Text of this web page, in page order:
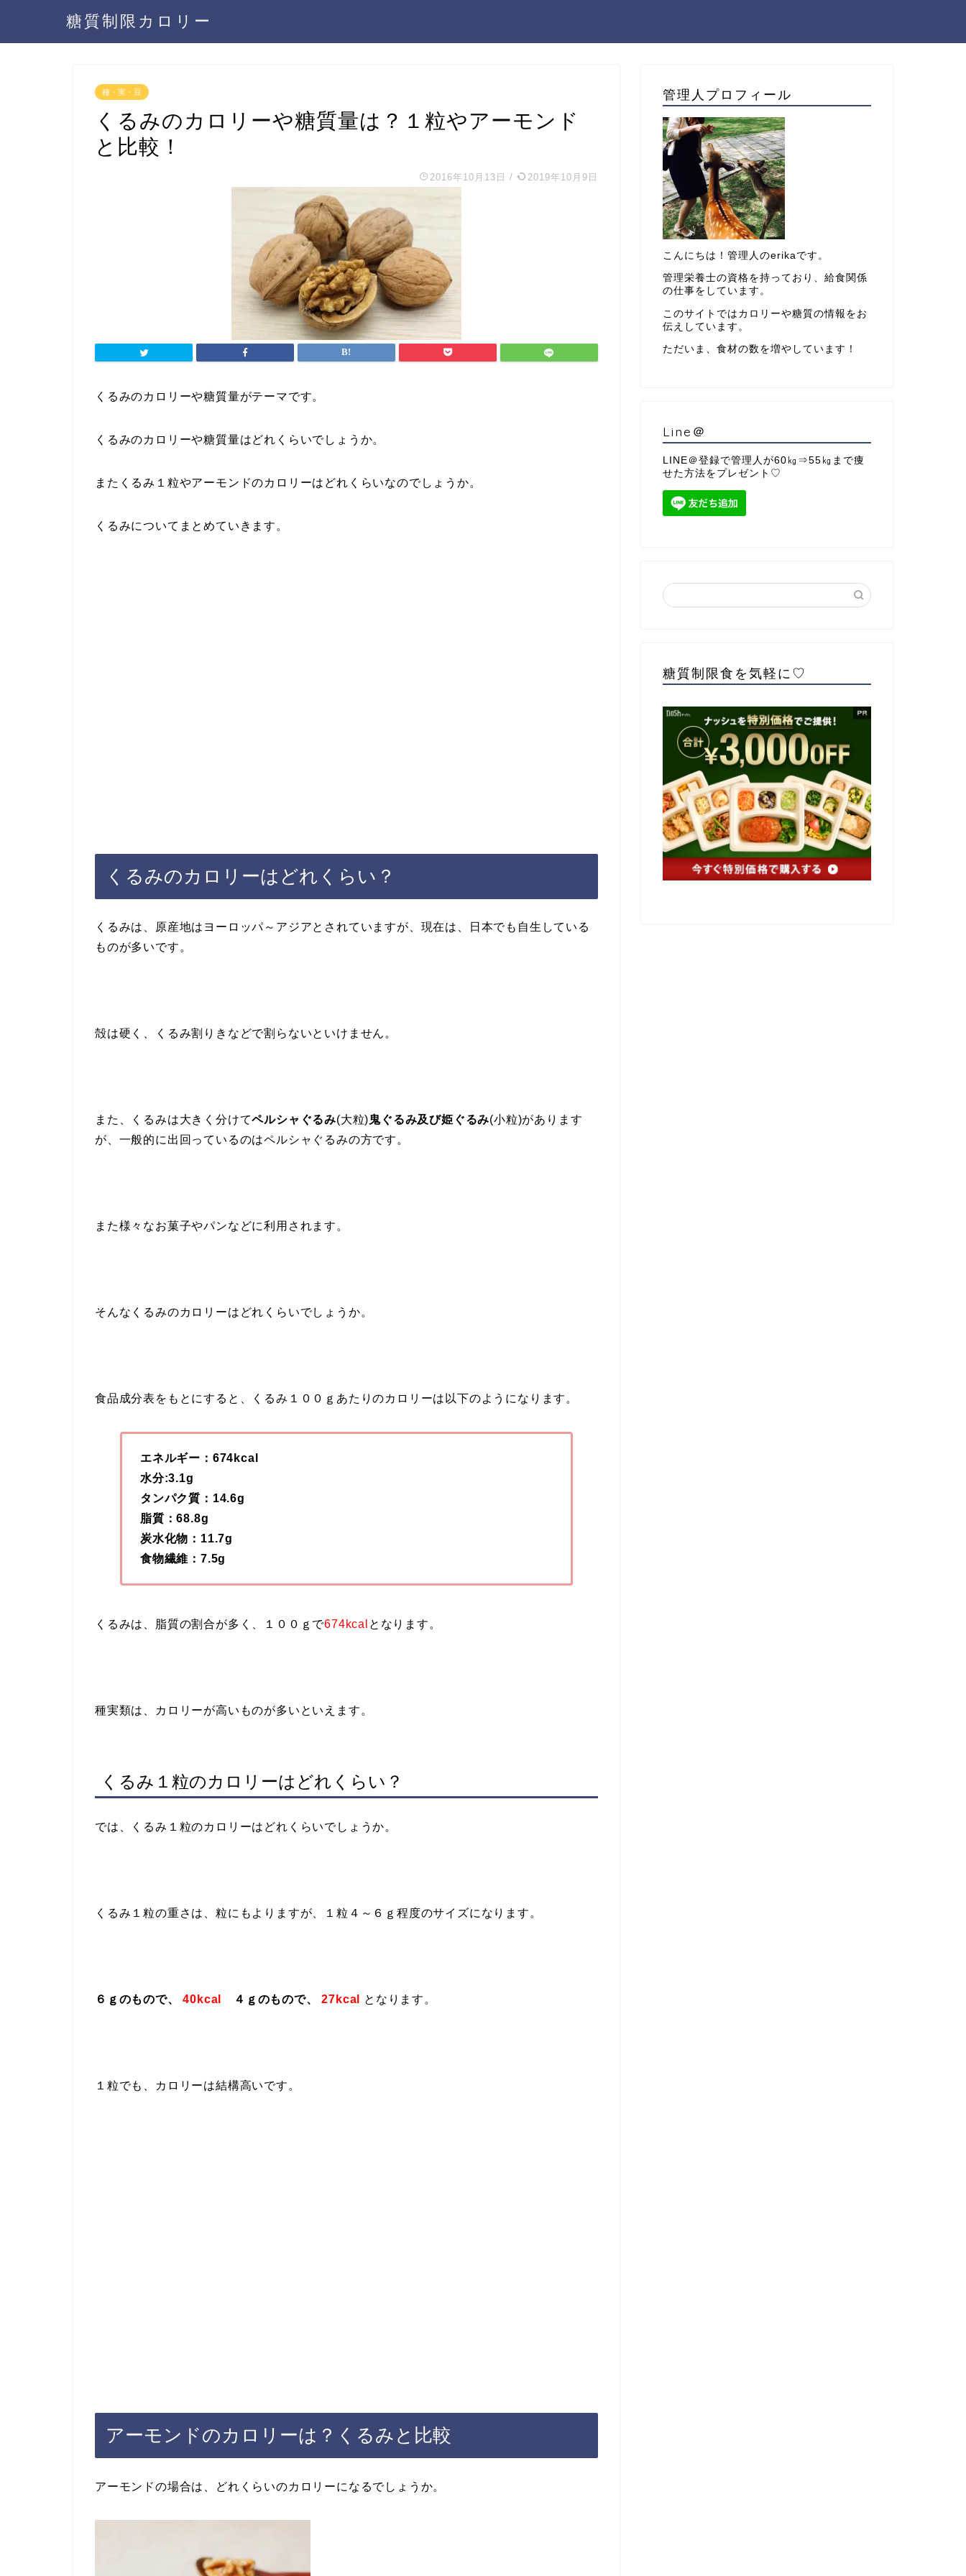
糖質制限カロリー
種・実・豆
くるみのカロリーや糖質量は？１粒やアーモンド
と比較！
2016年10月13日 / 2019年10月9日
くるみのカロリーや糖質量がテーマです。
くるみのカロリーや糖質量はどれくらいでしょうか。
またくるみ１粒やアーモンドのカロリーはどれくらいなのでしょうか。
くるみについてまとめていきます。
くるみのカロリーはどれくらい？
くるみは、原産地はヨーロッパ～アジアとされていますが、現在は、日本でも自生している
ものが多いです。
殻は硬く、くるみ割りきなどで割らないといけません。
また、くるみは大きく分けてペルシャぐるみ(大粒)鬼ぐるみ及び姫ぐるみ(小粒)があります
が、一般的に出回っているのはペルシャぐるみの方です。
また様々なお菓子やパンなどに利用されます。
そんなくるみのカロリーはどれくらいでしょうか。
食品成分表をもとにすると、くるみ１００ｇあたりのカロリーは以下のようになります。
エネルギー：674kcal
水分:3.1g
タンパク質：14.6g
脂質：68.8g
炭水化物：11.7g
食物繊維：7.5g
くるみは、脂質の割合が多く、１００ｇで674kcal となります。
種実類は、カロリーが高いものが多いといえます。
くるみ１粒のカロリーはどれくらい？
では、くるみ１粒のカロリーはどれくらいでしょうか。
くるみ１粒の重さは、粒にもよりますが、１粒４～６ｇ程度のサイズになります。
６ｇのもので、 40kcal ４ｇのもので、 27kcal となります。
１粒でも、カロリーは結構高いです。
アーモンドのカロリーは？くるみと比較
アーモンドの場合は、どれくらいのカロリーになるでしょうか。
管理人プロフィール
こんにちは！管理人のerikaです。
管理栄養士の資格を持っており、給食関係
の仕事をしています。
このサイトではカロリーや糖質の情報をお
伝えしています。
ただいま、食材の数を増やしています！
Line＠
LINE＠登録で管理人が60㎏⇒55㎏まで痩
せた方法をプレゼント♡
糖質制限食を気軽に♡